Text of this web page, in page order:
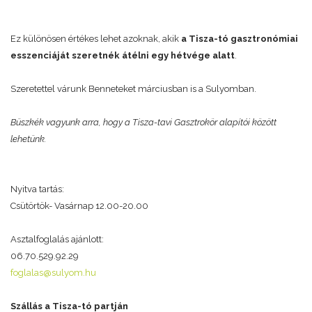
Ez különösen értékes lehet azoknak, akik a Tisza-tó gasztronómiai
esszenciáját szeretnék átélni egy hétvége alatt.
Szeretettel várunk Benneteket márciusban is a Sulyomban.
Büszkék vagyunk arra, hogy a Tisza-tavi Gasztrokör alapítói között
lehetünk.
Nyitva tartás:
Csütörtök- Vasárnap 12.00-20.00
Asztalfoglalás ajánlott:
06.70.529.92.29
foglalas@sulyom.hu
Szállás a Tisza-tó partján